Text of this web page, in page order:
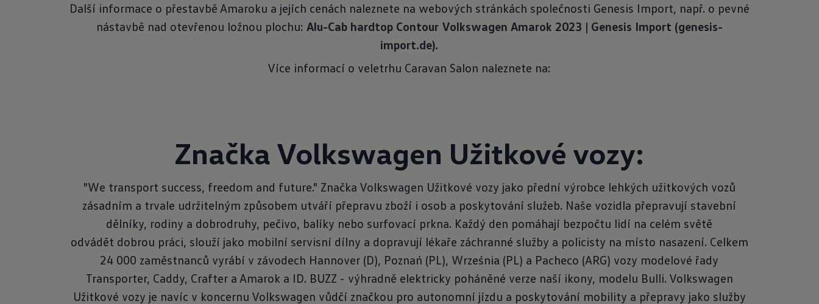
Další informace o přestavbě Amaroku a jejích cenách naleznete na webových stránkách společnosti Genesis Import, např. o pevné
nástavbě nad otevřenou ložnou plochu: Alu-Cab hardtop Contour Volkswagen Amarok 2023 | Genesis Import (genesis-
import.de).
Více informací o veletrhu Caravan Salon naleznete na:
Značka Volkswagen Užitkové vozy:
"We transport success, freedom and future." Značka Volkswagen Užitkové vozy jako přední výrobce lehkých užitkových vozů
zásadním a trvale udržitelným způsobem utváří přepravu zboží i osob a poskytování služeb. Naše vozidla přepravují stavební
dělníky, rodiny a dobrodruhy, pečivo, balíky nebo surfovací prkna. Každý den pomáhají bezpočtu lidí na celém světě
odvádět dobrou práci, slouží jako mobilní servisní dílny a dopravují lékaře záchranné služby a policisty na místo nasazení. Celkem
24 000 zaměstnanců vyrábí v závodech Hannover (D), Poznań (PL), Września (PL) a Pacheco (ARG) vozy modelové řady
Transporter, Caddy, Crafter a Amarok a ID. BUZZ - výhradně elektricky poháněné verze naší ikony, modelu Bulli. Volkswagen
Užitkové vozy je navíc v koncernu Volkswagen vůdčí značkou pro autonomní jízdu a poskytování mobility a přepravy jako služby